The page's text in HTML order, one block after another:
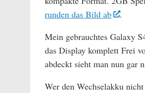
runden das Bild ab
.
Mein gebrauchtes Galaxy
das Display komplett Frei
abdeckt sieht man nun gar
Wer den Wechselakku